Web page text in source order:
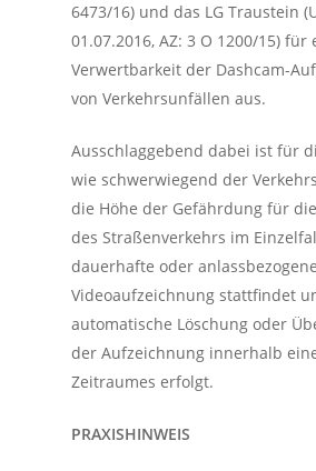
6473/16) und das LG Traustein
01.07.2016, AZ: 3 O 1200/15) für
Verwertbarkeit der Dashcam-
von Verkehrsunfällen aus.
Ausschlaggebend dabei ist für
wie schwerwiegend der
die Höhe der Gefährdung für
des Straßenverkehrs im
dauerhafte oder anlassbezogene
Videoaufzeichnung stattfindet
automatische Löschung oder
der Aufzeichnung innerhalb
Zeitraumes erfolgt.
PRAXISHINWEIS